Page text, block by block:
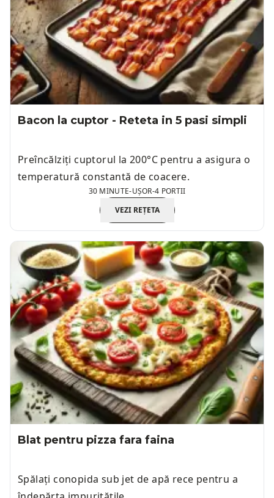
Bacon la cuptor - Reteta in 5 pasi simpli
Preîncălziți cuptorul la 200°C pentru a asigura o
temperatură constantă de coacere.
30 MINUTE-UȘOR-4 PORTII
VEZI REȚETA
Blat pentru pizza fara faina
Spălați conopida sub jet de apă rece pentru a